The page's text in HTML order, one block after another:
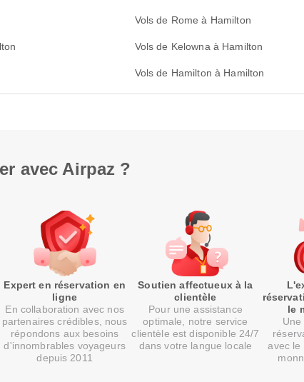
Vols de Rome à Hamilton
Vols de Kelowna à Hamilton
Vols de Hamilton à Hamilton
avec Airpaz ?
Expert en réservation en
ligne
En collaboration avec nos
partenaires crédibles, nous
répondons aux besoins
d'innombrables voyageurs
depuis 2011
Soutien affectueux à la
clientèle
Pour une assistance
optimale, notre service
clientèle est disponible 24/7
dans votre langue locale
le
avec le